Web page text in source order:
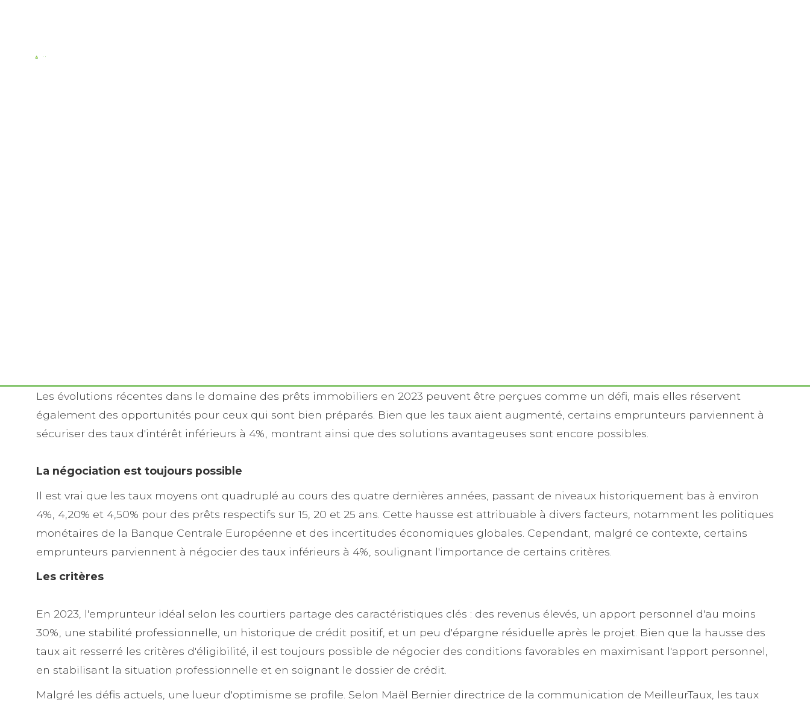
Les évolutions récentes dans le domaine des prêts immobiliers en 2023 peuvent être perçues comme un défi, mais elles réservent
également des opportunités pour ceux qui sont bien préparés. Bien que les taux aient augmenté, certains emprunteurs parviennent à
sécuriser des taux d'intérêt inférieurs à 4%, montrant ainsi que des solutions avantageuses sont encore possibles.
La négociation est toujours possible
Il est vrai que les taux moyens ont quadruplé au cours des quatre dernières années, passant de niveaux historiquement bas à environ
4%, 4,20% et 4,50% pour des prêts respectifs sur 15, 20 et 25 ans. Cette hausse est attribuable à divers facteurs, notamment les politiques
monétaires de la Banque Centrale Européenne et des incertitudes économiques globales. Cependant, malgré ce contexte, certains
emprunteurs parviennent à négocier des taux inférieurs à 4%, soulignant l'importance de certains critères.
Les critères
En 2023, l'emprunteur idéal selon les courtiers partage des caractéristiques clés : des revenus élevés, un apport personnel d'au moins
30%, une stabilité professionnelle, un historique de crédit positif, et un peu d'épargne résiduelle après le projet. Bien que la hausse des
taux ait resserré les critères d'éligibilité, il est toujours possible de négocier des conditions favorables en maximisant l'apport personnel,
en stabilisant la situation professionnelle et en soignant le dossier de crédit.
Malgré les défis actuels, une lueur d'optimisme se profile. Selon Maël Bernier directrice de la communication de MeilleurTaux, les taux